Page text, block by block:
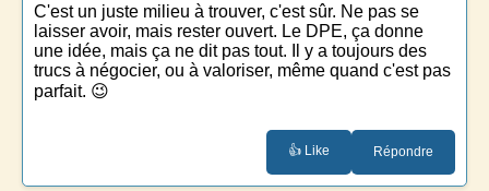
C'est un juste milieu à trouver, c'est sûr. Ne pas se
laisser avoir, mais rester ouvert. Le DPE, ça donne
une idée, mais ça ne dit pas tout. Il y a toujours des
trucs à négocier, ou à valoriser, même quand c'est pas
parfait. 😉
👍 Like Répondre